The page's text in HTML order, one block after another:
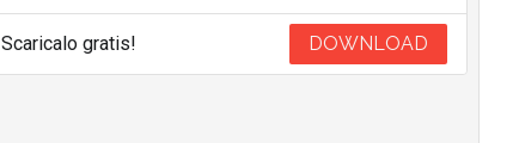
Scaricalo gratis! DOWNLOAD